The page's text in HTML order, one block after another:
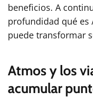
beneficios. A
profundidad qué es
puede transformar
Atmos y los
acumular